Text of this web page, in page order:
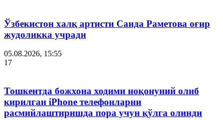
Ўзбекистон халқ артисти Саида Раметова оғир
жудоликка учради
05.08.2026, 15:55
17
Тошкентда божхона ходими ноқонуний олиб
кирилган iPhone телефонларни
расмийлаштиришда пора учун қўлга олинди